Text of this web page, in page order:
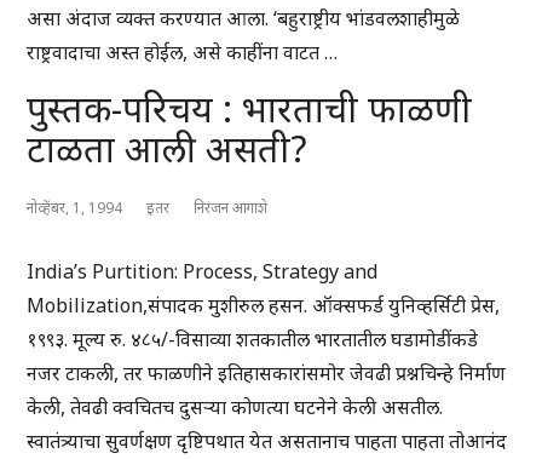
असा अंदाज व्यक्त करण्यात आला. ‘बहुराष्ट्रीय भांडवलशाहीमुळे
राष्ट्रवादाचा अस्त होईल, असे काहींना वाटत …
पुस्तक-परिचय : भारताची फाळणी
टाळता आली असती?
नोव्हेंबर, 1, 1994 इतर निरंजन आगाशे
India’s Purtition: Process, Strategy and
Mobilization,संपादक मुशीरुल हसन. ऑक्सफर्ड युनिव्हर्सिटी प्रेस,
१९९३. मूल्य रु. ४८५/-विसाव्या शतकातील भारतातील घडामोडींकडे
नजर टाकली, तर फाळणीने इतिहासकारांसमोर जेवढी प्रश्नचिन्हे निर्माण
केली, तेवढी क्वचितच दुसर्‍या कोणत्या घटनेने केली असतील.
स्वातंत्र्याचा सुवर्णक्षण दृष्टिपथात येत असतानाच पाहता पाहता तोआनंद